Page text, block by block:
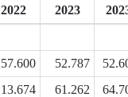
2022
2023
57.600 52.787
13.674 61.262